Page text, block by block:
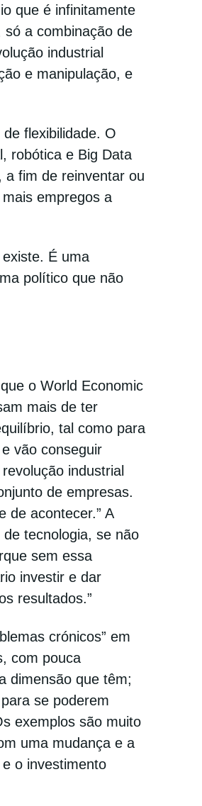
que é infinitamente
só a combinação de
industrial
e manipulação, e
flexibilidade. O
robótica e Big Data
a fim de reinventar ou
empregos a
É uma
político que não
o World Economic
mais de ter
tal como para
vão conseguir
industrial
de empresas.
de acontecer.” A
tecnologia, se não
sem essa
investir e dar
resultados.”
crónicos” em
com pouca
dimensão que têm;
se poderem
exemplos são muito
uma mudança e a
o investimento